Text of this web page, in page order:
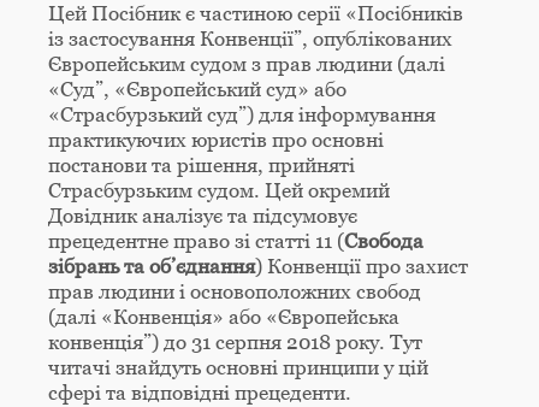
Цей Посібник є частиною серії «Посібників
із застосування Конвенції”, опублікованих
Європейським судом з прав людини (далі
«Суд”, «Європейський суд» або
«Страсбурзький суд”) для інформування
практикуючих юристів про основні
постанови та рішення, прийняті
Страсбурзьким судом. Цей окремий
Довідник аналізує та підсумовує
прецедентне право зі статті 11 (Свобода
зібрань та об’єднання) Конвенції про захист
прав людини і основоположних свобод
(далі «Конвенція» або «Європейська
конвенція”) до 31 серпня 2018 року. Тут
читачі знайдуть основні принципи у цій
сфері та відповідні прецеденти.